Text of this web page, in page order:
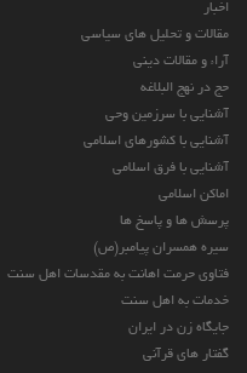
اخبار
مقالات و تحلیل های سیاسی
آراء و مقالات دینی
حج در نهج البلاغه
آشنایی با سرزمین وحی
آشنایی با کشورهای اسلامی
آشنایی با فرق اسلامی
اماکن اسلامی
پرسش ها و پاسخ ها
سیره همسران پیامبر(ص)
فتاوی حرمت اهانت به مقدسات اهل سنت
خدمات به اهل سنت
جایگاه زن در ایران
گفتار های قرآنی